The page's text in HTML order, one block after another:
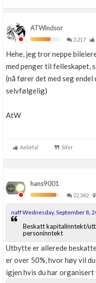
ATWindsor
3,217
Hehe, jeg tror neppe
med penger til felleskapet,
(nå fører det med seg
selvfølgelig)
AtW
Anbefal Siter
hans9001
22,342
naff Wednesday, September 8,
Beskatt kapitalinntekt/
personinntekt
Utbytte er allerede
er over 50%, hvor høy vil
igjen hvis du har